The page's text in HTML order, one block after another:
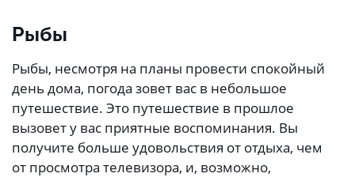
Рыбы
Рыбы, несмотря на планы провести спокойный
день дома, погода зовет вас в небольшое
путешествие. Это путешествие в прошлое
вызовет у вас приятные воспоминания. Вы
получите больше удовольствия от отдыха, чем
от просмотра телевизора, и, возможно,